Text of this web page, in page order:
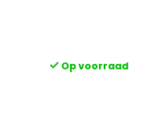
Op voorraad